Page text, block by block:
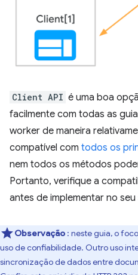
Client API é uma boa
facilmente com todas as
worker de maneira
compatível com todos os
nem todos os métodos
Portanto, verifique a
antes de implementar no seu
Observação : neste guia, o
uso de confiabilidade. Outro uso
sincronização de dados entre